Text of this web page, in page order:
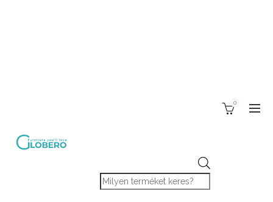
Products search
0